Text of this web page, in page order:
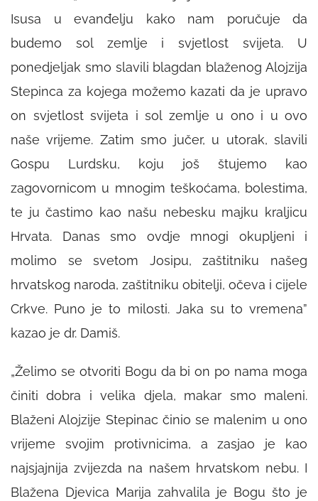
Isusa u evanđelju kako nam poručuje da
budemo sol zemlje i svjetlost svijeta. U
ponedjeljak smo slavili blagdan blaženog Alojzija
Stepinca za kojega možemo kazati da je upravo
on svjetlost svijeta i sol zemlje u ono i u ovo
naše vrijeme. Zatim smo jučer, u utorak, slavili
Gospu Lurdsku, koju još štujemo kao
zagovornicom u mnogim teškoćama, bolestima,
te ju častimo kao našu nebesku majku kraljicu
Hrvata. Danas smo ovdje mnogi okupljeni i
molimo se svetom Josipu, zaštitniku našeg
hrvatskog naroda, zaštitniku obitelji, očeva i cijele
Crkve. Puno je to milosti. Jaka su to vremena”
kazao je dr. Damiš.
„Želimo se otvoriti Bogu da bi on po nama moga
činiti dobra i velika djela, makar smo maleni.
Blaženi Alojzije Stepinac činio se malenim u ono
vrijeme svojim protivnicima, a zasjao je kao
najsjajnija zvijezda na našem hrvatskom nebu. I
Blažena Djevica Marija zahvalila je Bogu što je